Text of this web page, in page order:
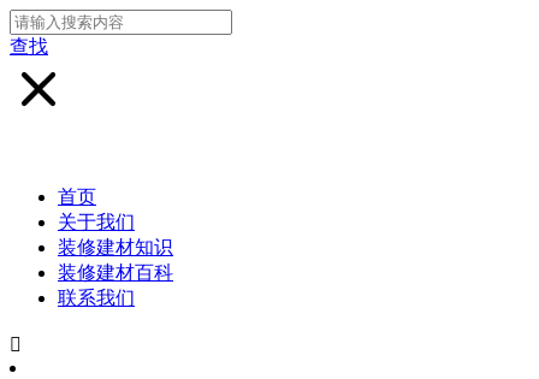
查找
首页
关于我们
装修建材知识
装修建材百科
联系我们
